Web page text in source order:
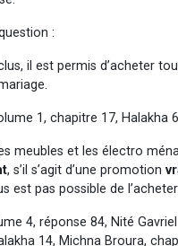
:
il est permis d’acheter
1, chapitre 17, Halakha
meubles et les électro
, s’il s’agit d’une promotion
est pas possible de
4, réponse 84, Nité
14, Michna Broura,